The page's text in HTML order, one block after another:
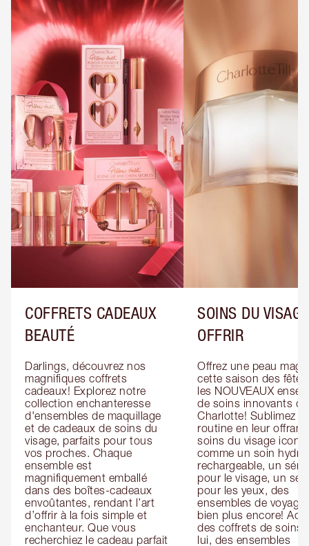
COFFRETS CADEAUX
BEAUTÉ
Darlings, découvrez nos
magnifiques coffrets
cadeaux! Explorez notre
collection enchanteresse
d'ensembles de maquillage
et de cadeaux de soins du
visage, parfaits pour tous
vos proches. Chaque
ensemble est
magnifiquement emballé
dans des boîtes-cadeaux
envoûtantes, rendant l’art
d’offrir à la fois simple et
enchanteur. Que vous
recherchiez le cadeau parfait
SOINS DU
OFFRIR
Offrez une peau
cette saison des fêtes
les NOUVEAUX
de soins innovants de
Charlotte! Sublimez
routine en leur offrant
soins du visage
comme un soin
rechargeable, un
pour le visage, un
pour les yeux, des
ensembles de voyage
bien plus encore!
des coffrets de soins
lui, des ensembles